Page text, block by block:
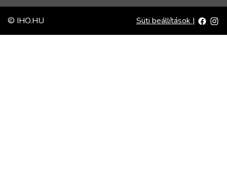
© IHO.HU Süti beállítások |